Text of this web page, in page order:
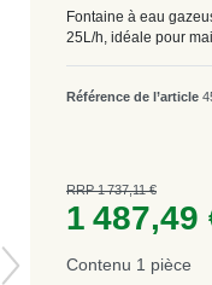
Fontaine à eau
25L/h, idéale pour
Référence de l’article
RRP 1 737,11 €
1 487,49
Contenu 1 pièce